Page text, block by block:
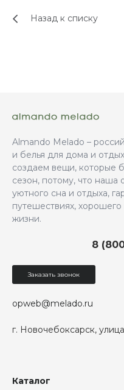
Назад к списку
Almando Melado –
и белья для дома и
создаем вещи, которые
сезон, потому, что
уютного сна и отдыха,
путешествиях,
жизни.
г. Новочебоксарск,
8
opweb@melado.ru
Заказать звонок
Каталог